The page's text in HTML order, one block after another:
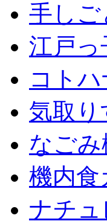
手しご
江戸っ
コトハ
気取
なご
機内食
ナチ